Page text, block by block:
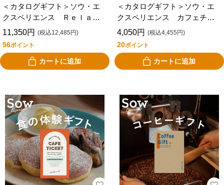
＜カタログギフト＞ソウ・エ
クスペリエンス Ｒｅｌａ
ｘ Ｇｉｆｔ ｆｏｒ ＭＥ
11,350円 (税込12,485円)
56ポイント
カートに追加
＜カタログギフト＞ソウ・エ
クスペリエンス カフェチケ
ット ＴＯＫＹＯ
4,050円 (税込4,455円)
20ポイント
カートに追加